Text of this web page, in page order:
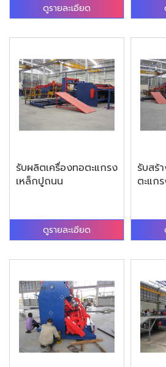
ดูรายละเอียด
รับผลิตเครื่องทอตะแกรง
เหล็กปูถนน
ดูรายละเอียด
รับสร้
ตะแก